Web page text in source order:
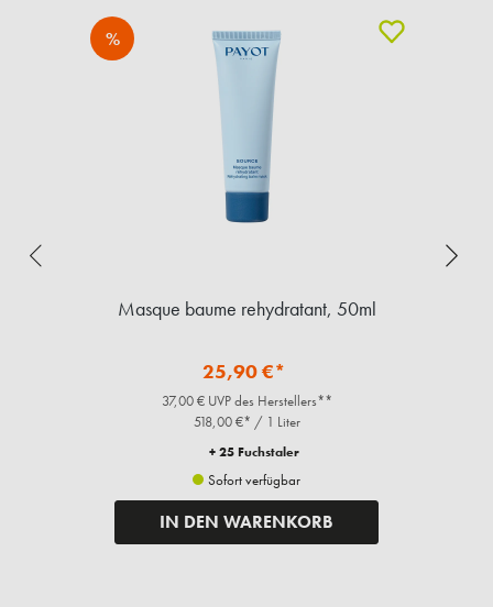
%
Masque baume rehydratant, 50ml
25,90 €*
37,00 € UVP des Herstellers**
518,00 €* / 1 Liter
+ 25 Fuchstaler
Sofort verfügbar
IN DEN WARENKORB